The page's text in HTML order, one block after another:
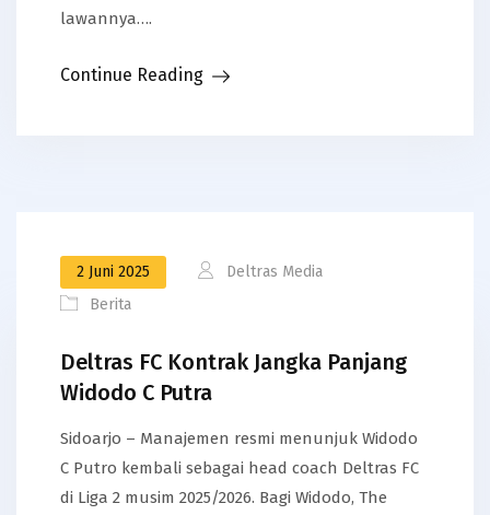
lawannya….
Continue Reading
2 Juni 2025
Deltras Media
Berita
Deltras FC Kontrak Jangka Panjang
Widodo C Putra
Sidoarjo – Manajemen resmi menunjuk Widodo
C Putro kembali sebagai head coach Deltras FC
di Liga 2 musim 2025/2026. Bagi Widodo, The